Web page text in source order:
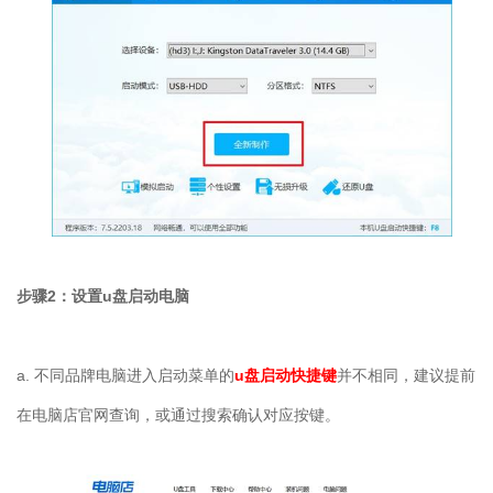
步骤2 ：设置u盘启动电脑
a. 不同品牌电脑进入启动菜单的u盘启动快捷键并不相同，建议提前
在电脑店官网查询，或通过搜索确认对应按键。